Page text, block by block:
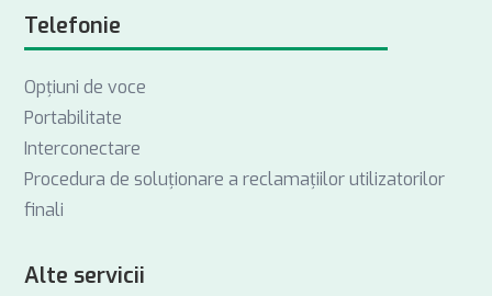
Telefonie
Opţiuni de voce
Portabilitate
Interconectare
Procedura de soluționare a reclamațiilor utilizatorilor
finali
Alte servicii